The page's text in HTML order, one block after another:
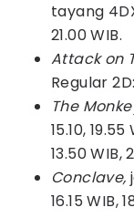
tayang
21.00 WIB.
Attack on
Regular
The
15.10,
13.50 WIB,
Conclave,
16.15 WIB,